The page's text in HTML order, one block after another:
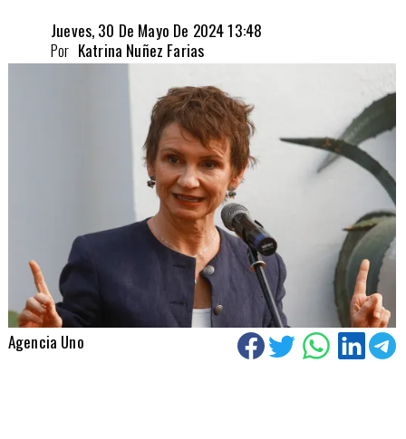
Jueves, 30 De Mayo De 2024 13:48
Katrina Nuñez Farias
Por
Agencia Uno